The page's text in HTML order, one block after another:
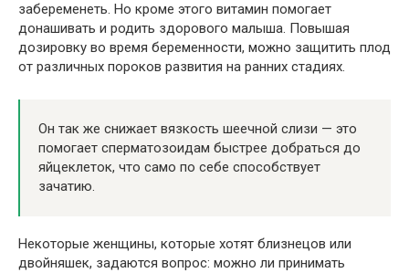
забеременеть. Но кроме этого витамин помогает
донашивать и родить здорового малыша. Повышая
дозировку во время беременности, можно защитить плод
от различных пороков развития на ранних стадиях.
Он так же снижает вязкость шеечной слизи — это
помогает сперматозоидам быстрее добраться до
яйцеклеток, что само по себе способствует
зачатию.
Некоторые женщины, которые хотят близнецов или
двойняшек, задаются вопрос: можно ли принимать